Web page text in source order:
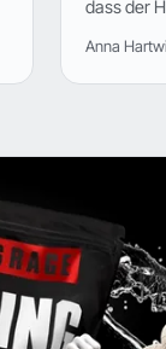
dass der
Anna